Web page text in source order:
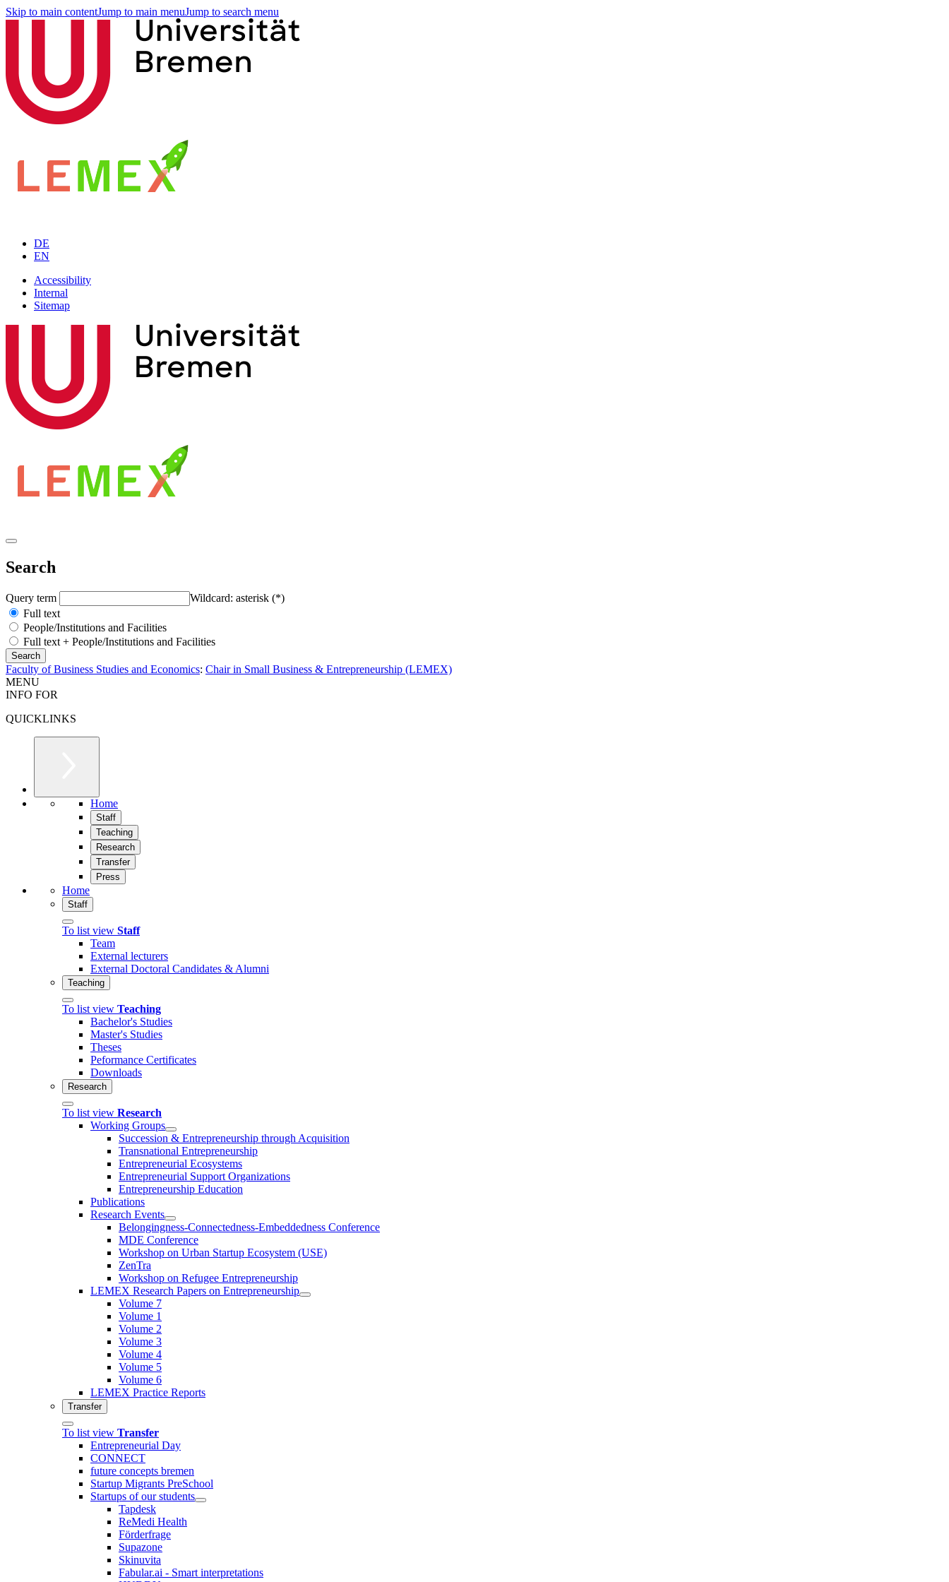
Skip to main contentJump to main menuJump to search menu
DE
EN
Accessibility
Internal
Sitemap
Search
Query term
Wildcard: asterisk (*)
Full text
People/Institutions and Facilities
Full text + People/Institutions and Facilities
Faculty of Business Studies and Economics: Chair in Small Business & Entrepreneurship (LEMEX)
MENU
INFO FOR
QUICKLINKS
Home
Staff
Teaching
Research
Transfer
Press
Home
Staff
To list view Staff
Team
External lecturers
External Doctoral Candidates & Alumni
Teaching
To list view Teaching
Bachelor's Studies
Master's Studies
Theses
Peformance Certificates
Downloads
Research
To list view Research
Working Groups
Succession & Entrepreneurship through Acquisition
Transnational Entrepreneurship
Entrepreneurial Ecosystems
Entrepreneurial Support Organizations
Entrepreneurship Education
Publications
Research Events
Belongingness-Connectedness-Embeddedness Conference
MDE Conference
Workshop on Urban Startup Ecosystem (USE)
ZenTra
Workshop on Refugee Entrepreneurship
LEMEX Research Papers on Entrepreneurship
Volume 7
Volume 1
Volume 2
Volume 3
Volume 4
Volume 5
Volume 6
LEMEX Practice Reports
Transfer
To list view Transfer
Entrepreneurial Day
CONNECT
future concepts bremen
Startup Migrants PreSchool
Startups of our students
Tapdesk
ReMedi Health
Förderfrage
Supazone
Skinuvita
Fabular.ai - Smart interpretations